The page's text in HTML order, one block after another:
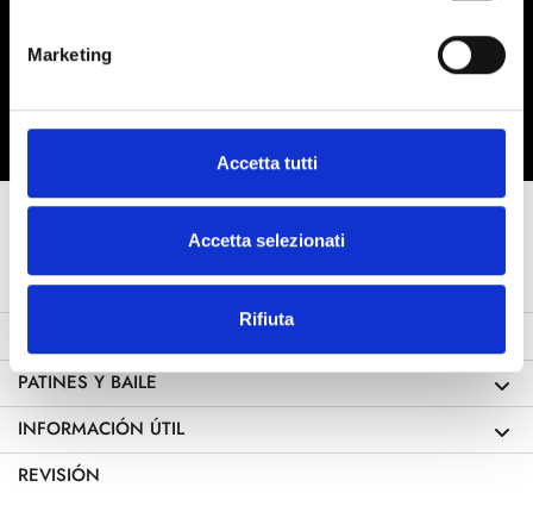
Marketing
Accetta tutti
Accetta selezionati
Rifiuta
PATINES Y BAILE
INFORMACIÓN ÚTIL
REVISIÓN